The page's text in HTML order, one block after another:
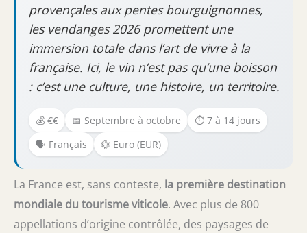
provençales aux pentes bourguignonnes,
les vendanges 2026 promettent une
immersion totale dans l’art de vivre à la
française. Ici, le vin n’est pas qu’une boisson
: c’est une culture, une histoire, un territoire.
💰 €€ 📅 Septembre à octobre
⏱️ 7 à 14 jours
🗣️ Français
💱 Euro (EUR)
La France est, sans conteste, la première destination
mondiale du tourisme viticole. Avec plus de 800
appellations d’origine contrôlée, des paysages de